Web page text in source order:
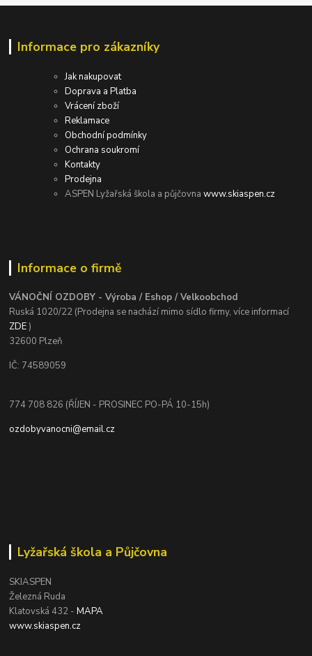
Informace pro zákazníky
Jak nakupovat
Doprava a Platba
Vrácení zboží
Reklamace
Obchodní podmínky
Ochrana soukromí
Kontakty
Prodejna
ASPEN Lyžařská škola a půjčovnawww.skiaspen.cz
Informace o firmě
VÁNOČNÍ OZDOBY - Výroba / Eshop / Velkoobchod
Ruská 1020/22 (Prodejna se nachází mimo sídlo firmy, více informací
ZDE)
32600 Plzeň
IČ: 74589059
774 708 826 (ŘÍJEN - PROSINEC PO-PÁ 10-15h)
ozdobyvanocni@email.cz
Lyžařská škola a Půjčovna
SKIASPEN
Železná Ruda
Klatovská 432 -MAPA
www.skiaspen.cz